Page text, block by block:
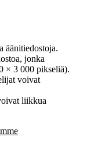
äänitiedostoja.
jonka
× 3 000 pikseliä).
voivat
liikkua